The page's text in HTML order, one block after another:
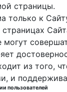
страницы.
к
из того,
и
пользователей